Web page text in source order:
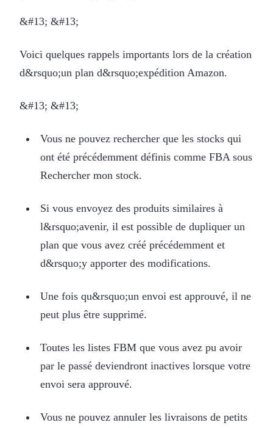
&#13; &#13;
Voici quelques rappels importants lors de la création
d&rsquo;un plan d&rsquo;expédition Amazon.
&#13; &#13;
Vous ne pouvez rechercher que les stocks qui
ont été précédemment définis comme FBA sous
Rechercher mon stock.
Si vous envoyez des produits similaires à
l&rsquo;avenir, il est possible de dupliquer un
plan que vous avez créé précédemment et
d&rsquo;y apporter des modifications.
Une fois qu&rsquo;un envoi est approuvé, il ne
peut plus être supprimé.
Toutes les listes FBM que vous avez pu avoir
par le passé deviendront inactives lorsque votre
envoi sera approuvé.
Vous ne pouvez annuler les livraisons de petits